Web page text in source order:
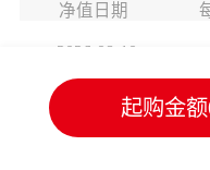
净值日期
2026-08-10
2026-08-09起购金